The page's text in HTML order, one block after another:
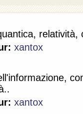
relatività,
xantox
xantox